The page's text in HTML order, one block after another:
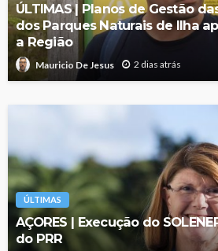
ÚLTIMAS | Planos de Gestão
dos Parques Naturais de Ilha
a Região
Mauricio De Jesus 2 dias atrás
ÚLTIMAS
AÇORES | Execução do
do PRR